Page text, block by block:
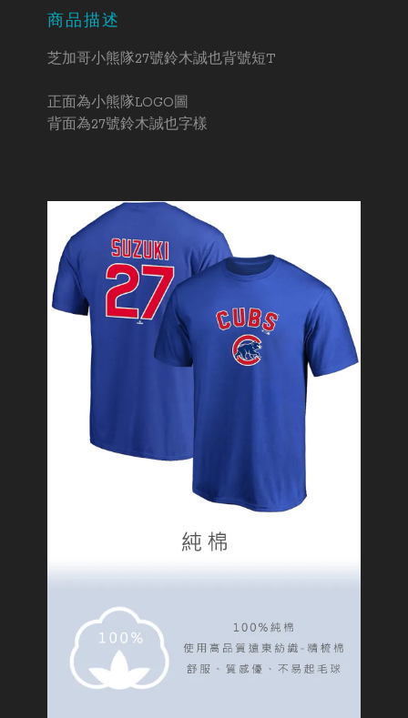
商品描述
芝加哥小熊隊27號鈴木誠也背號短T
正面為小熊隊LOGO圖
背面為27號鈴木誠也字樣